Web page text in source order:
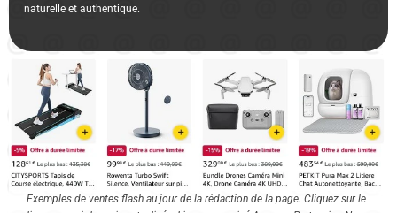
naturelle et authentique.
Exemples de ventes flash au jour de la rédaction de la page. Cliquez sur le